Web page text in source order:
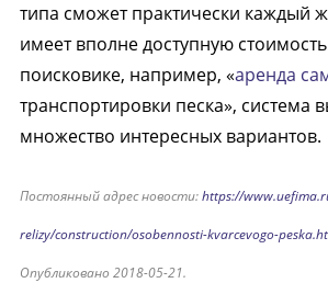
типа сможет практически каждый
имеет вполне доступную
поисковике, например, «аренда
транспортировки песка», система
множество интересных вариантов.
Постоянный адрес новости:https://
relizy/construction/osobennosti-kvarcevogo-
Опубликовано 2018-05-21.